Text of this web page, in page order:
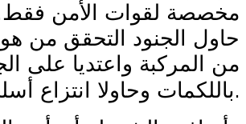
مخصصة لقوات الأمن فقط.
حاول الجنود التحقق من
من المركبة واعتديا على
باللكمات وحاولا انتزاع.